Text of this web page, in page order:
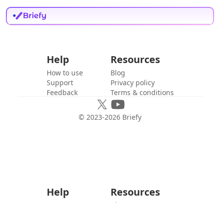
Help
How to use
Support
Feedback
Resources
Blog
Privacy policy
Terms & conditions
© 2023-2026 Briefy
Help Resources